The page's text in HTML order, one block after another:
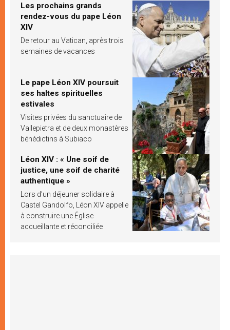
Les prochains grands
rendez-vous du pape Léon
XIV
De retour au Vatican, après trois
semaines de vacances
Le pape Léon XIV poursuit
ses haltes spirituelles
estivales
Visites privées du sanctuaire de
Vallepietra et de deux monastères
bénédictins à Subiaco
Léon XIV : « Une soif de
justice, une soif de charité
authentique »
Lors d’un déjeuner solidaire à
Castel Gandolfo, Léon XIV appelle
à construire une Église
accueillante et réconciliée